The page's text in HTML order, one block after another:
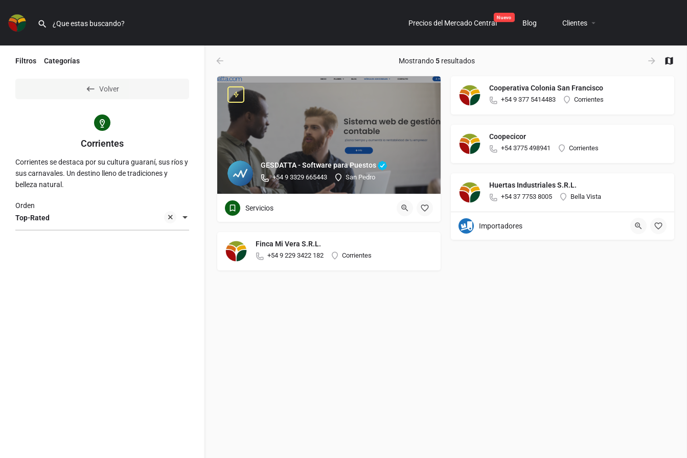
Precios del Mercado Central Blog Clientes
Filtros Categorías
Volver
Corrientes
Corrientes se destaca por su cultura guaraní, sus ríos y
sus carnavales. Un destino lleno de tradiciones y
belleza natural.
Top-Rated
Orden
Mostrando 5 resultados
GESDATTA - Software para Puestos
+54 9 3329 665443 San Pedro
Servicios
Cooperativa Colonia San Francisco
+54 9 377 5414483 Corrientes
Coopecicor
+54 3775 498941 Corrientes
Huertas Industriales S.R.L.
+54 37 7753 8005 Bella Vista
Importadores
Finca Mi Vera S.R.L.
+54 9 229 3422 182 Corrientes
+